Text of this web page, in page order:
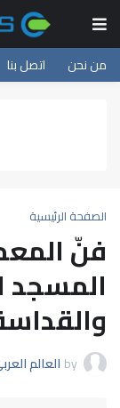
من نحن اتصل بنا
الصفحة الرئيسية
فنّ
المسجد
by العالم